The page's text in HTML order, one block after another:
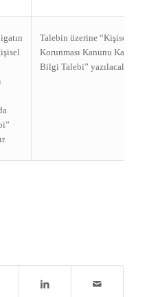
Talebin üzerine “Kişisel
Korunması Kanunu
Bilgi Talebi” yazılacaktır.